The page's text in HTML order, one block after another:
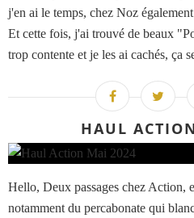
j'en ai le temps, chez Noz
Et cette fois, j'ai trouvé de beaux
trop contente et je les ai cachés, ça
HAUL
Hello, Deux passages chez Action,
notamment du percabonate qui